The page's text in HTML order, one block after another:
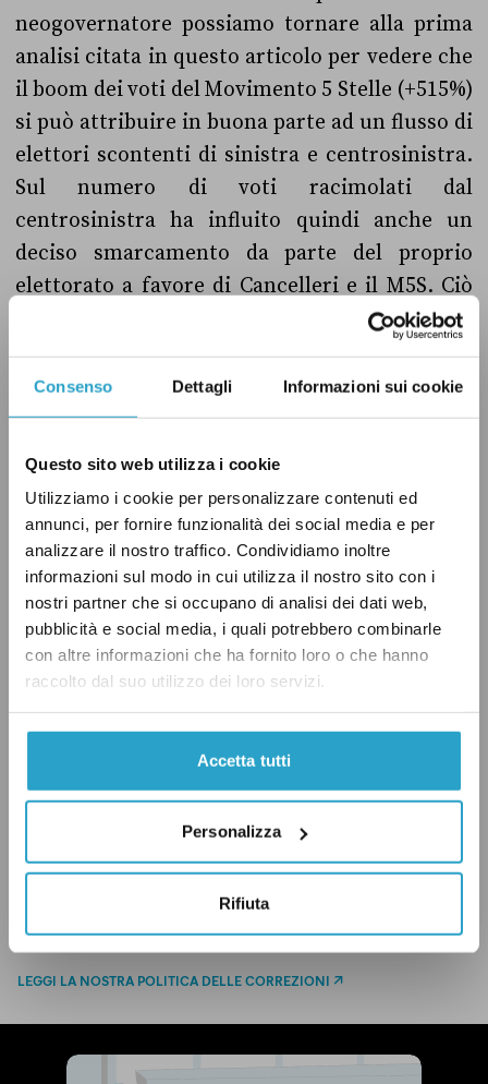
Consenso Dettagli Informazioni sui cookie
Questo sito web utilizza i cookie
Utilizziamo i cookie per personalizzare contenuti ed
annunci, per fornire funzionalità dei social media e per
analizzare il nostro traffico. Condividiamo inoltre
informazioni sul modo in cui utilizza il nostro sito con i
nostri partner che si occupano di analisi dei dati web,
pubblicità e social media, i quali potrebbero combinarle
con altre informazioni che ha fornito loro o che hanno
raccolto dal suo utilizzo dei loro servizi.
Accetta tutti
Personalizza
Rifiuta
neogovernatore possiamo tornare alla prima
analisi citata in questo articolo per vedere che
il boom dei voti del Movimento 5 Stelle (+515%)
si può attribuire in buona parte ad un flusso di
elettori scontenti di sinistra e centrosinistra.
Sul numero di voti racimolati dal
centrosinistra ha influito quindi anche un
deciso smarcamento da parte del proprio
elettorato a favore di Cancelleri e il M5S. Ciò
detto, il numero di voti guadagnati dal M5S
(+238.806) è minore del totale dei voti persi dal
Pd e dall’Udc, quindi il non voto ha influito
almeno in parte sul governatore Crocetta e la
riguarda l’Udc (
Crocetta non passa il primo compito in classe
di Pagella Politica e si guadagna un “Pinocchio
andante”!
SICILIA
facebook
twitterwhatsapp
emailbluesky
LEGGI LA NOSTRA POLITICA DELLE CORREZIONI